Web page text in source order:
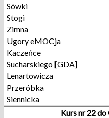
Sówki
Stogi
Zimna
Ugory eMOCja
Kaczeńce
Sucharskiego [GDA]
Lenartowicza
Przeróbka
Siennicka
Kurs nr 22